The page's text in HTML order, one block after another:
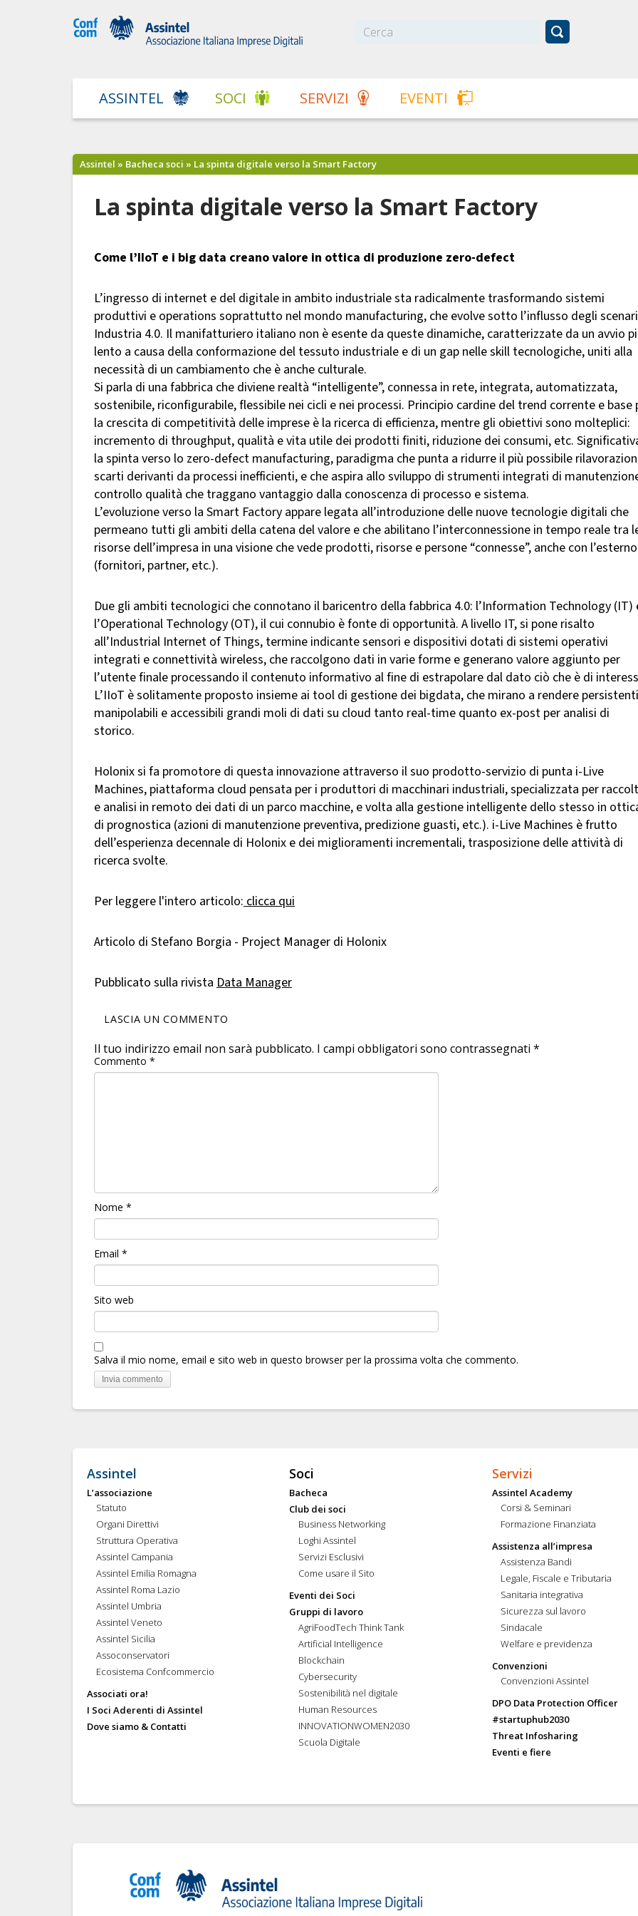
ASSINTEL SOCI SERVIZI EVENTI
Assintel » Bacheca soci » La spinta digitale verso la Smart Factory
La spinta digitale verso la Smart Factory
Come l’IIoT e i big data creano valore in ottica di produzione zero-defect
L’ingresso di internet e del digitale in ambito industriale sta radicalmente trasformando sistemi
produttivi e operations soprattutto nel mondo manufacturing, che evolve sotto l’influsso degli
Industria 4.0. Il manifatturiero italiano non è esente da queste dinamiche, caratterizzate da un avvio
lento a causa della conformazione del tessuto industriale e di un gap nelle skill tecnologiche, uniti alla
necessità di un cambiamento che è anche culturale.
Si parla di una fabbrica che diviene realtà “intelligente”, connessa in rete, integrata, automatizzata,
sostenibile, riconfigurabile, flessibile nei cicli e nei processi. Principio cardine del trend corrente e base
la crescita di competitività delle imprese è la ricerca di efficienza, mentre gli obiettivi sono molteplici:
incremento di throughput, qualità e vita utile dei prodotti finiti, riduzione dei consumi, etc.
la spinta verso lo zero-defect manufacturing, paradigma che punta a ridurre il più possibile
scarti derivanti da processi inefficienti, e che aspira allo sviluppo di strumenti integrati di
controllo qualità che traggano vantaggio dalla conoscenza di processo e sistema.
L’evoluzione verso la Smart Factory appare legata all’introduzione delle nuove tecnologie digitali che
permeano tutti gli ambiti della catena del valore e che abilitano l’interconnessione in tempo reale tra
risorse dell’impresa in una visione che vede prodotti, risorse e persone “connesse”, anche con l’esterno
(fornitori, partner, etc.).
Due gli ambiti tecnologici che connotano il baricentro della fabbrica 4.0: l’Information Technology (IT)
l’Operational Technology (OT), il cui connubio è fonte di opportunità. A livello IT, si pone risalto
all’Industrial Internet of Things, termine indicante sensori e dispositivi dotati di sistemi operativi
integrati e connettività wireless, che raccolgono dati in varie forme e generano valore aggiunto per
l’utente finale processando il contenuto informativo al fine di estrapolare dal dato ciò che è di
L’IIoT è solitamente proposto insieme ai tool di gestione dei bigdata, che mirano a rendere
manipolabili e accessibili grandi moli di dati su cloud tanto real-time quanto ex-post per analisi di
storico.
Holonix si fa promotore di questa innovazione attraverso il suo prodotto-servizio di punta i-Live
Machines, piattaforma cloud pensata per i produttori di macchinari industriali, specializzata per
e analisi in remoto dei dati di un parco macchine, e volta alla gestione intelligente dello stesso in
di prognostica (azioni di manutenzione preventiva, predizione guasti, etc.). i-Live Machines è frutto
dell’esperienza decennale di Holonix e dei miglioramenti incrementali, trasposizione delle attività di
ricerca svolte.
Per leggere l'intero articolo:clicca qui
Articolo di Stefano Borgia - Project Manager di Holonix
Pubblicato sulla rivista Data Manager
LASCIA UN COMMENTO
Il tuo indirizzo email non sarà pubblicato. I campi obbligatori sono contrassegnati *
Commento *
Nome *
Email *
Sito web
Salva il mio nome, email e sito web in questo browser per la prossima volta che commento.
Assintel
L’associazione
Statuto
Organi Direttivi
Struttura Operativa
Assintel Campania
Assintel Emilia Romagna
Assintel Roma Lazio
Assintel Umbria
Assintel Veneto
Assintel Sicilia
Assoconservatori
Ecosistema Confcommercio
Associati ora!
I Soci Aderenti di Assintel
Dove siamo & Contatti
Soci
Bacheca
Club dei soci
Business Networking
Loghi Assintel
Servizi Esclusivi
Come usare il Sito
Eventi dei Soci
Gruppi di lavoro
AgriFoodTech Think Tank
Artificial Intelligence
Blockchain
Cybersecurity
Sostenibilità nel digitale
Human Resources
INNOVATIONWOMEN2030
Scuola Digitale
Servizi
Assintel Academy
Corsi & Seminari
Formazione Finanziata
Assistenza all’impresa
Assistenza Bandi
Legale, Fiscale e Tributaria
Sanitaria integrativa
Sicurezza sul lavoro
Sindacale
Welfare e previdenza
Convenzioni
Convenzioni Assintel
DPO Data Protection Officer
#startuphub2030
Threat Infosharing
Eventi e fiere